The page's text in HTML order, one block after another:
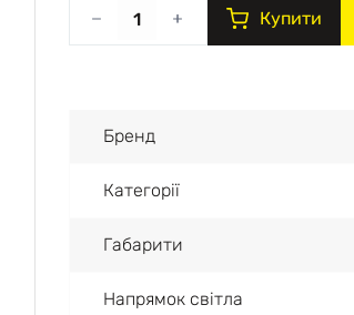
Купити
Бренд
Категорії
Габарити
Напрямок світла